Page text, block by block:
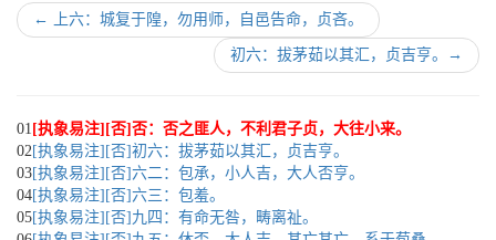
← 上六：城复于隍，勿用师，自邑告命，贞吝。
初六：拔茅茹以其汇，贞吉亨。 →
01 [执象易注][否]否：否之匪人，不利君子贞，大往小来。
02[执象易注][否]初六：拔茅茹以其汇，贞吉亨。
03[执象易注][否]六二：包承，小人吉，大人否亨。
04[执象易注][否]六三：包羞。
05[执象易注][否]九四：有命无咎，畴离祉。